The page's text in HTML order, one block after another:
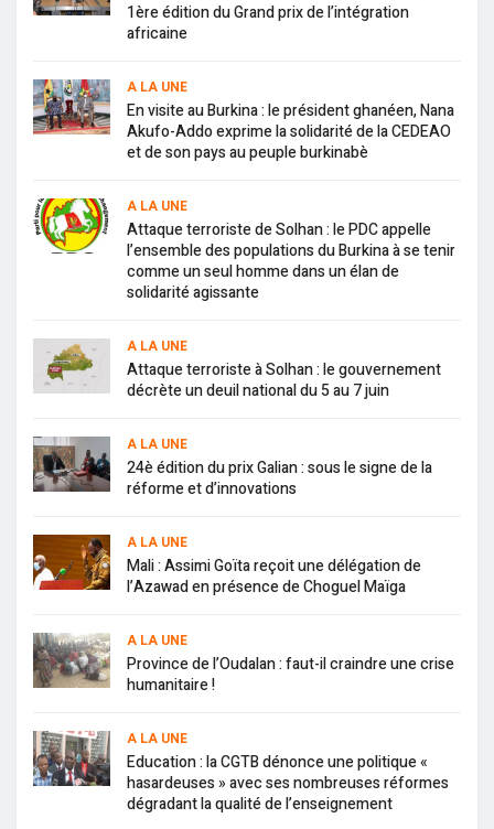
1ère édition du Grand prix de l’intégration
africaine
A LA UNE
En visite au Burkina : le président ghanéen, Nana
Akufo-Addo exprime la solidarité de la CEDEAO
et de son pays au peuple burkinabè
A LA UNE
Attaque terroriste de Solhan : le PDC appelle
l’ensemble des populations du Burkina à se tenir
comme un seul homme dans un élan de
solidarité agissante
A LA UNE
Attaque terroriste à Solhan : le gouvernement
décrète un deuil national du 5 au 7 juin
A LA UNE
24è édition du prix Galian : sous le signe de la
réforme et d’innovations
A LA UNE
Mali : Assimi Goïta reçoit une délégation de
l’Azawad en présence de Choguel Maïga
A LA UNE
Province de l’Oudalan : faut-il craindre une crise
humanitaire !
A LA UNE
Education : la CGTB dénonce une politique «
hasardeuses » avec ses nombreuses réformes
dégradant la qualité de l’enseignement